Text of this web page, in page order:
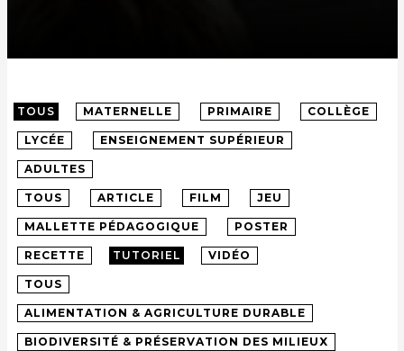
TOUS MATERNELLE PRIMAIRE COLLÈGE
LYCÉE ENSEIGNEMENT SUPÉRIEUR
ADULTES
TOUS ARTICLE FILM JEU
MALLETTE PÉDAGOGIQUE POSTER
RECETTE TUTORIEL VIDÉO
TOUS
ALIMENTATION & AGRICULTURE DURABLE
BIODIVERSITÉ & PRÉSERVATION DES MILIEUX